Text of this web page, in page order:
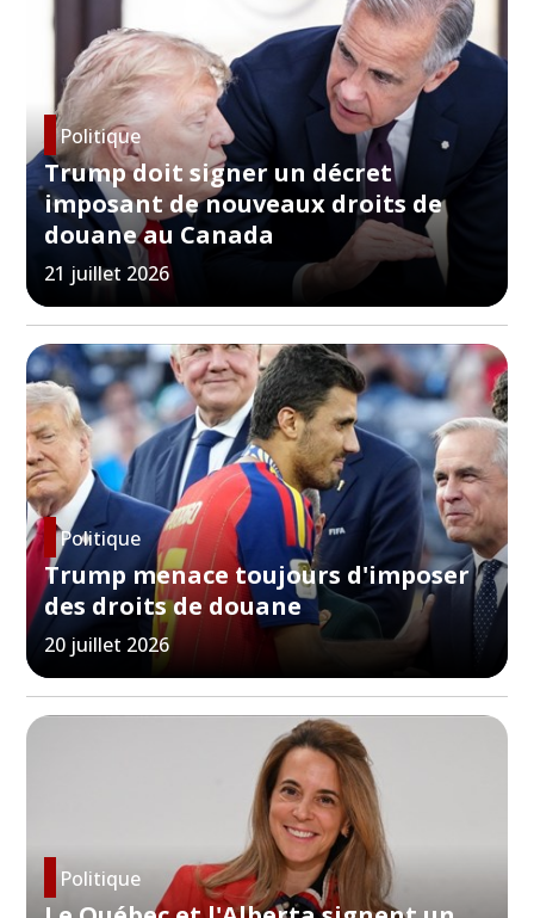
Politique
Trump doit signer un décret
imposant de nouveaux droits de
douane au Canada
21 juillet 2026
Politique
Trump menace toujours d'imposer
des droits de douane
20 juillet 2026
Politique